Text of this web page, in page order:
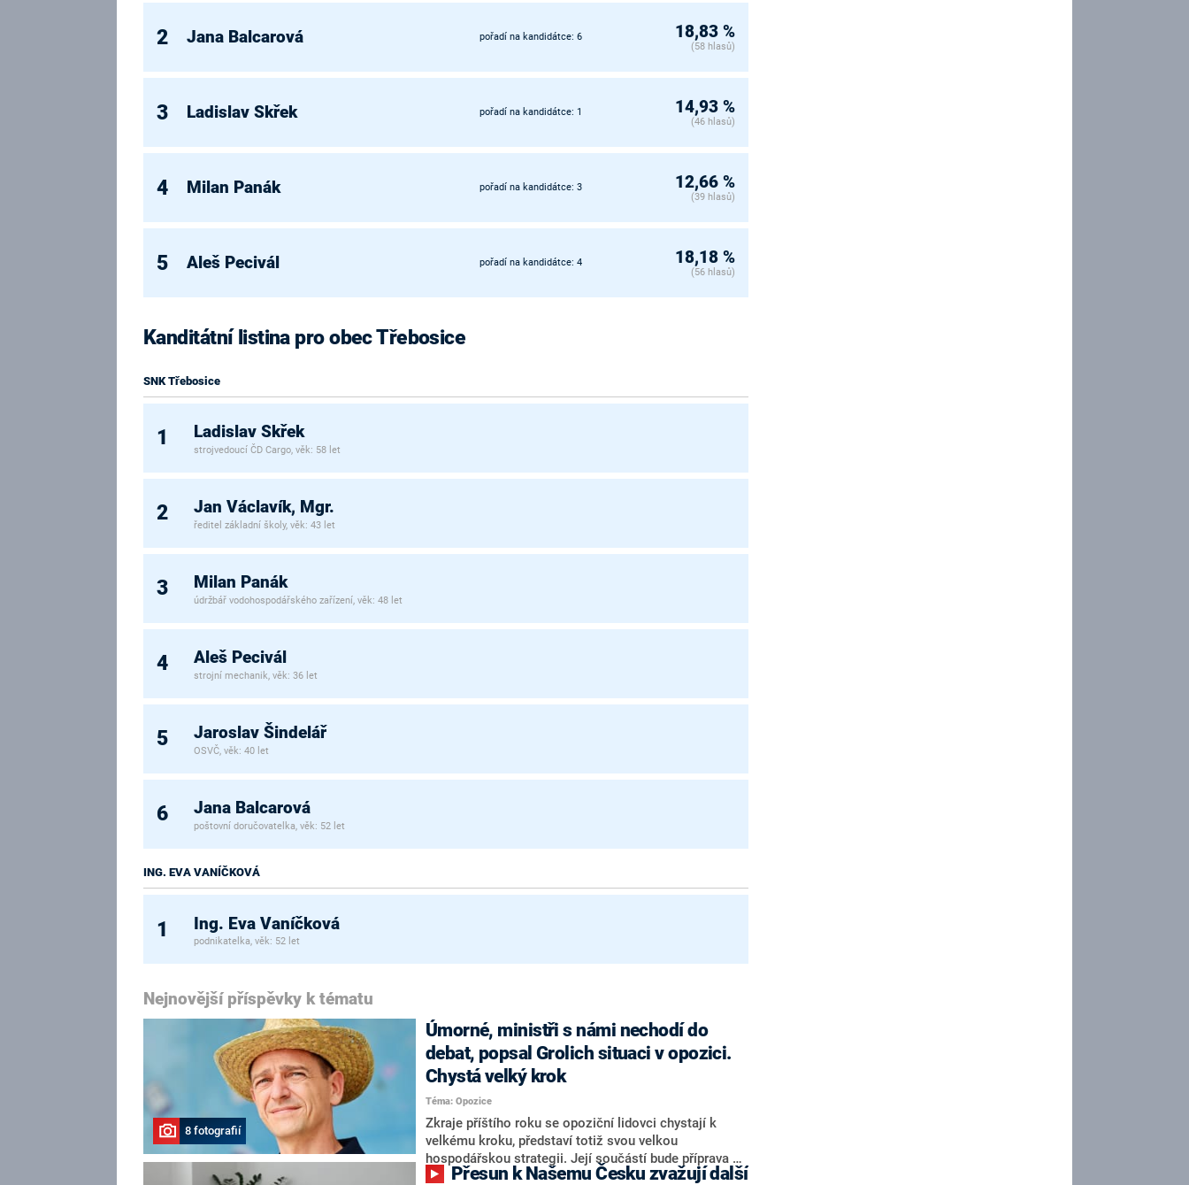
2 Jana Balcarová pořadí na kandidátce: 6 18,83 %
(58 hlasů)
3 Ladislav Skřek pořadí na kandidátce: 1 14,93 %
(46 hlasů)
4 Milan Panák pořadí na kandidátce: 3 12,66 %
(39 hlasů)
5 Aleš Pecivál pořadí na kandidátce: 4 18,18 %
(56 hlasů)
Kanditátní listina pro obec Třebosice
SNK Třebosice
1 Ladislav Skřek
strojvedoucí ČD Cargo, věk: 58 let
2 Jan Václavík, Mgr.
ředitel základní školy, věk: 43 let
3 Milan Panák
údržbář vodohospodářského zařízení, věk: 48 let
4 Aleš Pecivál
strojní mechanik, věk: 36 let
5 Jaroslav Šindelář
OSVČ, věk: 40 let
6 Jana Balcarová
poštovní doručovatelka, věk: 52 let
ING. EVA VANÍČKOVÁ
1 Ing. Eva Vaníčková
podnikatelka, věk: 52 let
Nejnovější příspěvky k tématu
8 fotografií
Úmorné, ministři s námi nechodí do
debat, popsal Grolich situaci v opozici.
Chystá velký krok
Téma: Opozice
Zkraje příštího roku se opoziční lidovci chystají k
velkému kroku, představí totiž svou velkou
hospodářskou strategii. Její součástí bude příprava na
stárnutí populace, řekl ve středu na setkání s novináři